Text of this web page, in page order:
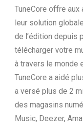
TuneCore offre
leur solution
de l’édition depuis
télécharger votre
à travers le monde
TuneCore a aidé
a versé plus de 2
des magasins
Music, Deezer,